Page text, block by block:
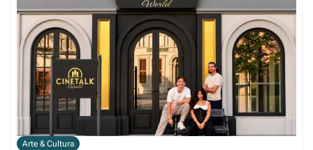
Arte & Cultura